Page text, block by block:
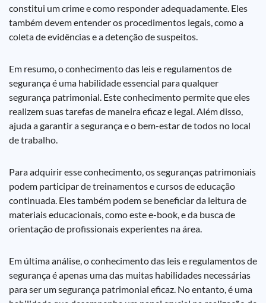
constitui um crime e como responder adequadamente. Eles
também devem entender os procedimentos legais, como a
coleta de evidências e a detenção de suspeitos.
Em resumo, o conhecimento das leis e regulamentos de
segurança é uma habilidade essencial para qualquer
segurança patrimonial. Este conhecimento permite que eles
realizem suas tarefas de maneira eficaz e legal. Além disso,
ajuda a garantir a segurança e o bem-estar de todos no local
de trabalho.
Para adquirir esse conhecimento, os seguranças patrimoniais
podem participar de treinamentos e cursos de educação
continuada. Eles também podem se beneficiar da leitura de
materiais educacionais, como este e-book, e da busca de
orientação de profissionais experientes na área.
Em última análise, o conhecimento das leis e regulamentos de
segurança é apenas uma das muitas habilidades necessárias
para ser um segurança patrimonial eficaz. No entanto, é uma